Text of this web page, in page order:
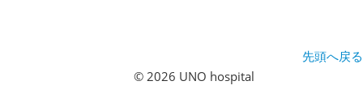
先頭へ戻る
© 2026 UNO hospital